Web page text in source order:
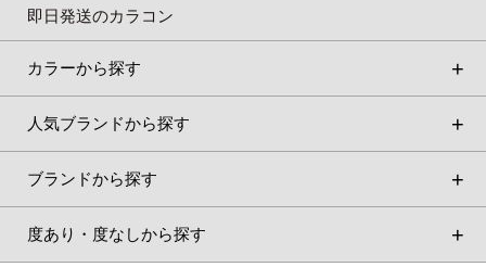
即日発送のカラコン
カラーから探す
人気ブランドから探す
ブランドから探す
度あり・度なしから探す